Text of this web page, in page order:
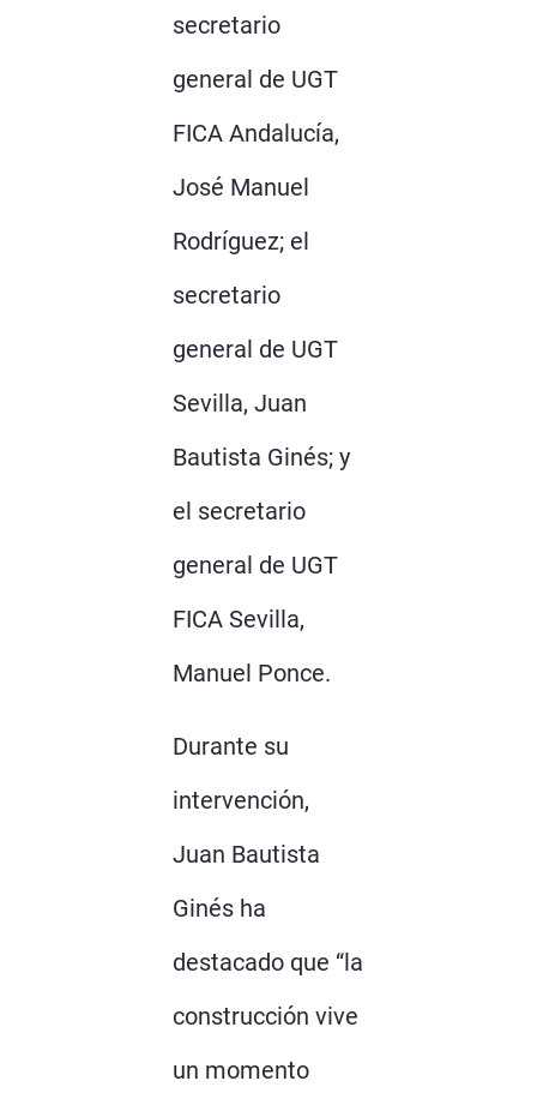
secretario
general de UGT
FICA Andalucía,
José Manuel
Rodríguez; el
secretario
general de UGT
Sevilla, Juan
Bautista Ginés; y
el secretario
general de UGT
FICA Sevilla,
Manuel Ponce.
Durante su
intervención,
Juan Bautista
Ginés ha
destacado que “la
construcción vive
un momento